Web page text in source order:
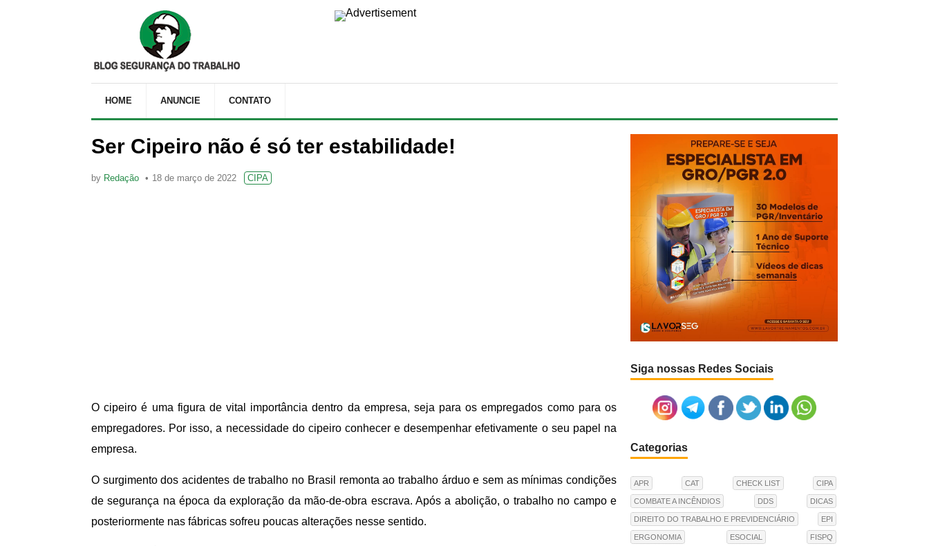
HOME ANUNCIE CONTATO
Ser Cipeiro não é só ter estabilidade!
by Redação 18 de março de 2022 CIPA
O cipeiro é uma figura de vital importância dentro da empresa, seja para os empregados como para os
empregadores. Por isso, a necessidade do cipeiro conhecer e desempenhar efetivamente o seu papel na
empresa.
O surgimento dos acidentes de trabalho no Brasil remonta ao trabalho árduo e sem as mínimas condições
de segurança na época da exploração da mão-de-obra escrava. Após a abolição, o trabalho no campo e
posteriormente nas fábricas sofreu poucas alterações nesse sentido.
Siga nossas Redes Sociais
Categorias
APR CAT CHECK LIST CIPA
COMBATE A INCÊNDIOS DDS DICAS
DIREITO DO TRABALHO E PREVIDENCIÁRIO EPI
ERGONOMIA ESOCIAL FISPQ